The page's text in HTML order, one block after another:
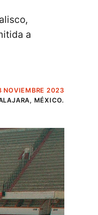
a
NOVIEMBRE 2023
MÉXICO.